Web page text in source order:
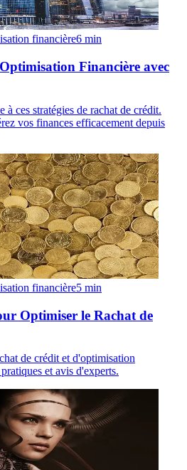
financière6 min
Financière avec
à ces stratégies de rachat de crédit.
vos finances efficacement depuis
financière5 min
Optimiser le Rachat de
de crédit et d'optimisation
et avis d'experts.